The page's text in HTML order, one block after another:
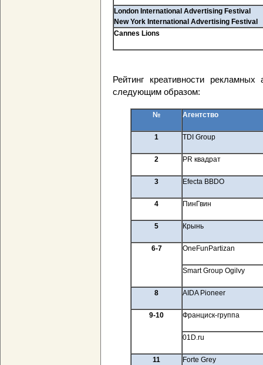
London International Advertising Festival
New York International Advertising Festival
Cannes Lions
Рейтинг креативности
следующим образом:
№ Агентство
1 TDI Group
2 PR квадрат
3 Efecta BBDO
4 ПинГвин
5 Крынь
6-7 OneFunPartizan
Smart Group Ogilvy
8 AIDA Pioneer
9-10 Франциск-группа
01D.ru
11 Forte Grey